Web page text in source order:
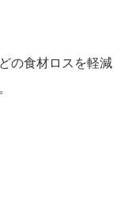
の食材ロスを軽減